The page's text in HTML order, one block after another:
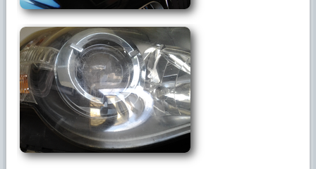
2024年7月31日
ブログに 「◆ソファーひび割れリペア(その
2)事例」を追加しました。
2024年7月28日
ブログに 「◆ソファーひび割れリペア(その
1)事例」を追加しました。
2024年7月9日
ブログに 「◆ソファーひじ掛け切り傷リペ
ア事例」を追加しました。